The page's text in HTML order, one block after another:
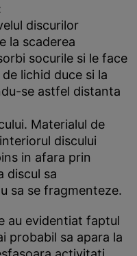
discurilor
la scaderea
socurile si le face
lichid duce si la
se astfel distanta
Materialul de
discului
in afara prin
discul sa
sa se fragmenteze.
au evidentiat faptul
probabil sa apara la